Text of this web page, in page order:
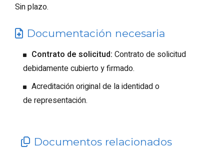
Sin plazo.
Documentación necesaria
Contrato de solicitud: Contrato de solicitud
debidamente cubierto y firmado.
Acreditación original de la identidad o
de representación.
Documentos relacionados